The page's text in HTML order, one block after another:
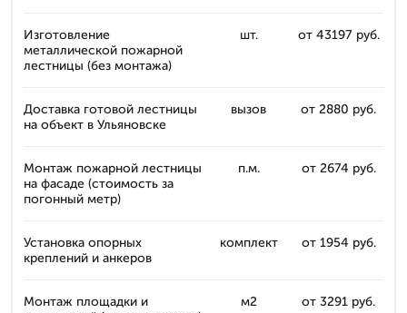
Изготовление
металлической пожарной
лестницы (без монтажа)
шт. от 43197 руб.
Доставка готовой лестницы
на объект в Ульяновске
вызов от 2880 руб.
Монтаж пожарной лестницы
на фасаде (стоимость за
погонный метр)
п.м. от 2674 руб.
Установка опорных
креплений и анкеров
комплект от 1954 руб.
Монтаж площадки и
м2 от 3291 руб.